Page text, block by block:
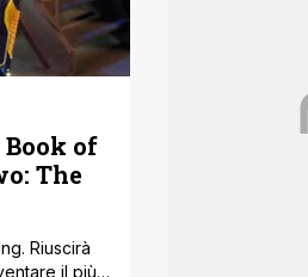
of
The
Riuscirà
il più